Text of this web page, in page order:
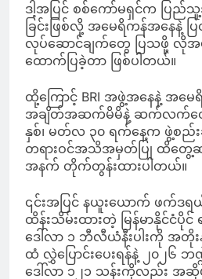
ဒါ့အပြင် စစ်ကော်မရှင်က ပြ
ခြင်းဖြစ်လို့ အမေရိကန်အနေနဲ့
လုပ်ဆောင်ချက်တွေ ပြသဖို့ လိုအပ်န
ထောက်ပြခဲ့တာ ဖြစ်ပါတယ်။
ထို့ကြောင့် BRI အဖွဲ့အနေနဲ့ အမ
အချိတ်အဆက်မိမိနဲ့ ဆက်လက်တော
နှစ်၊ မတ်လ ၃၀ ရက်နေ့က ဖွဲ့စည်း
တရားဝင်အသိအမှတ်ပြု ထိတွေ့
အနက် တိုက်တွန်းထားပါတယ်။
၎င်းအပြင် နယူးယောက် ဖက်ဒ
ထိန်းသိမ်းထားတဲ့ မြန်မာနိုင်ငံပို
ဒေါ်လာ ၁ ဘီလီယံနီးပါးကို အတို
ထံ လွှဲပြောင်းပေးရန်နဲ့ ၂၀၂၆
ဒေါ်လာ ၁၂၁ သန်းကိုလည်း အ